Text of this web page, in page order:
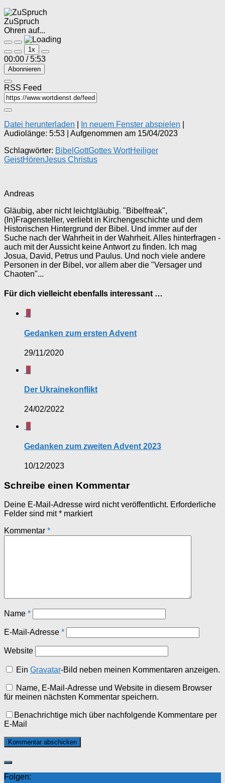
ZuSpruch
Ohren auf...
Play
Episode
Pause
Episode
1x
00:00 / 5:53
Abonnieren
RSS Feed
Datei herunterladen In neuem Fenster abspielen
Audiolänge: 5:53
Aufgenommen am 15/04/2023
Schlagwörter: Bibel GottGottes WortHeiliger
GeistHörenJesus Christus
Andreas
Gläubig, aber nicht leichtgläubig. "Bibelfreak",
(In)Fragensteller, verliebt in Kirchengeschichte und dem
Historischen Hintergrund der Bibel. Und immer auf der
Suche nach der Wahrheit in der Wahrheit. Alles hinterfragen -
auch mit der Aussicht keine Antwort zu finden. Ich mag
Josua, David, Petrus und Paulus. Und noch viele andere
Personen in der Bibel, vor allem aber die "Versager und
Chaoten"...
Für dich vielleicht ebenfalls interessant …
0
Gedanken zum ersten Advent
29/11/2020
0
Der Ukrainekonflikt
24/02/2022
0
Gedanken zum zweiten Advent 2023
10/12/2023
Schreibe einen Kommentar
Deine E-Mail-Adresse wird nicht veröffentlicht. Erforderliche
Felder sind mit* markiert
Kommentar *
Name *
E-Mail-Adresse *
Website
EinGravatar-Bild neben meinen Kommentaren anzeigen.
Name, E-Mail-Adresse und Website in diesem Browser
für meinen nächsten Kommentar speichern.
Benachrichtige mich über nachfolgende Kommentare per
E-Mail
Folgen: